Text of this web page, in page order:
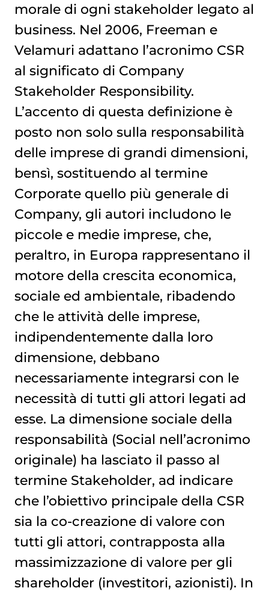
morale di ogni stakeholder legato al
business. Nel 2006, Freeman e
Velamuri adattano l’acronimo CSR
al significato di Company
Stakeholder Responsibility.
L’accento di questa definizione è
posto non solo sulla responsabilità
delle imprese di grandi dimensioni,
bensì, sostituendo al termine
Corporate quello più generale di
Company, gli autori includono le
piccole e medie imprese, che,
peraltro, in Europa rappresentano il
motore della crescita economica,
sociale ed ambientale, ribadendo
che le attività delle imprese,
indipendentemente dalla loro
dimensione, debbano
necessariamente integrarsi con le
necessità di tutti gli attori legati ad
esse. La dimensione sociale della
responsabilità (Social nell’acronimo
originale) ha lasciato il passo al
termine Stakeholder, ad indicare
che l’obiettivo principale della CSR
sia la co-creazione di valore con
tutti gli attori, contrapposta alla
massimizzazione di valore per gli
shareholder (investitori, azionisti). In